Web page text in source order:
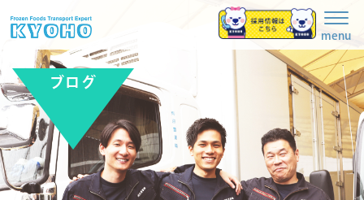
menu
ブログ